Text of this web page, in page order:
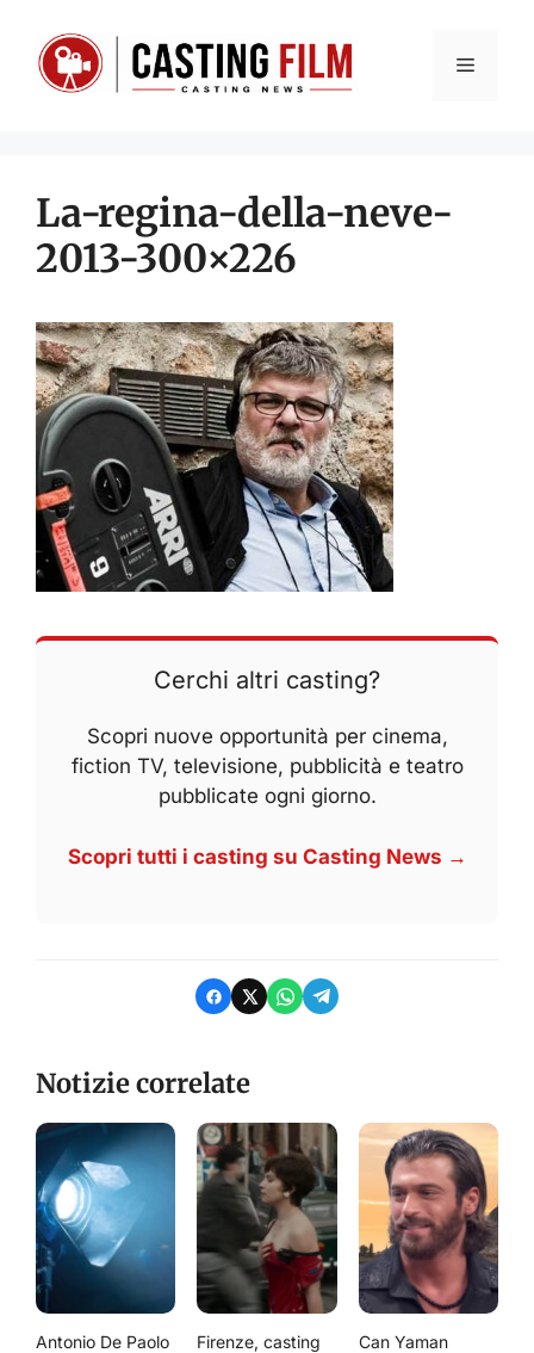
contenuto
Menu
La-regina-della-neve-
2013-300×226
Cerchi altri casting?
Scopri nuove opportunità per cinema,
fiction TV, televisione, pubblicità e teatro
pubblicate ogni giorno.
Scopri tutti i casting su Casting News →
Notizie correlate
Antonio De Paolo
Firenze, casting
Can Yaman